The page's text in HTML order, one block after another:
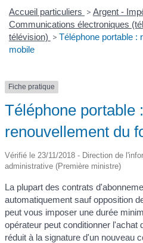
Accueil particuliers > Argent -
Communications électroniques
télévision) > Téléphone portable :
mobile
Fiche pratique
Téléphone portable :
renouvellement du
Vérifié le 23/11/2018 - Direction de
administrative (Première ministre)
La plupart des contrats
automatiquement sauf opposition
peut vous imposer une durée
opérateur peut conditionner l'achat
réduit à la signature d'un nouveau